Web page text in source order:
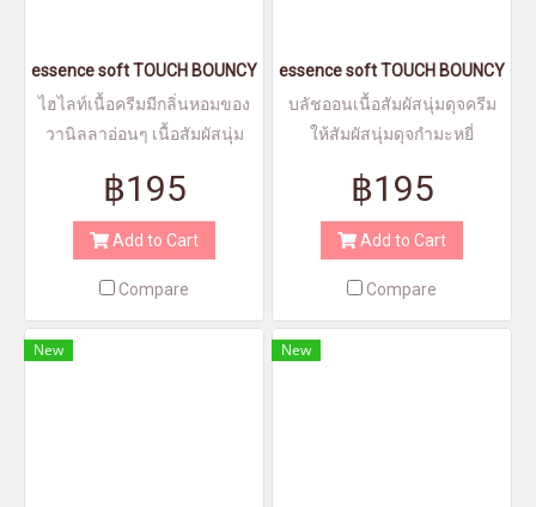
essence soft TOUCH BOUNCY GLOW 10 - เอสเซนส์ ซอฟท์ ทัช เบาน์
ไฮไลท์เนื้อครีมมีกลิ่นหอมของ
วานิลลาอ่อนๆ เนื้อสัมผัสนุ่ม
฿195
Add to Cart
Compare
essence soft TOUCH BOUNCY
บลัชออนเนื้อสัมผัสนุ่มดุจครีม
ให้สัมผัสนุ่มดุจกำมะหยี่
฿195
Add to Cart
Compare
New New